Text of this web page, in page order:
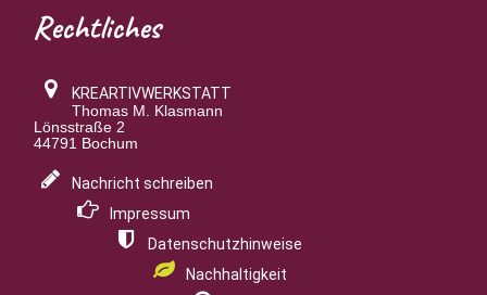
Rechtliches
KREARTIVWERKSTATT
Thomas M. Klasmann
Lönsstraße 2
44791 Bochum
Nachricht schreiben
Impressum
Datenschutzhinweise
Nachhaltigkeit